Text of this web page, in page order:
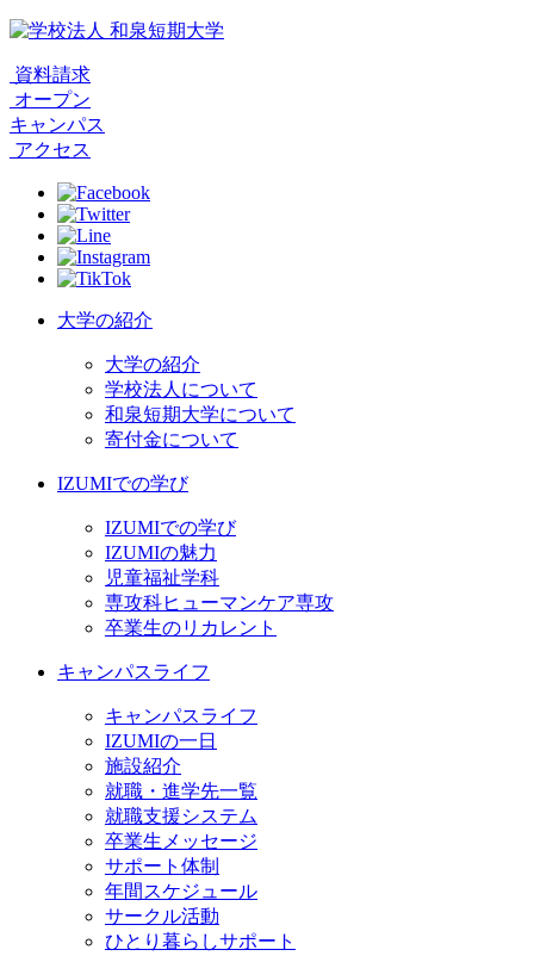
資料請求
オープン
キャンパス
アクセス
大学の紹介
大学の紹介
学校法人について
和泉短期大学について
寄付金について
IZUMIでの学び
IZUMIでの学び
IZUMIの魅力
児童福祉学科
専攻科ヒューマンケア専攻
卒業生のリカレント
キャンパスライフ
キャンパスライフ
IZUMIの一日
施設紹介
就職・進学先一覧
就職支援システム
卒業生メッセージ
サポート体制
年間スケジュール
サークル活動
ひとり暮らしサポート